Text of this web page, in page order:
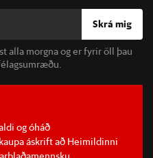
Skrá mig
alla morgna og er fyrir öll þau
og óháð
áskrift að Heimildinni